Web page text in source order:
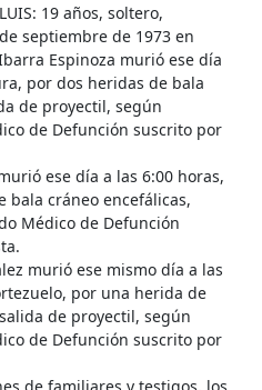
19 años, soltero,
septiembre de 1973 en
Espinoza murió ese día
por dos heridas de bala
de proyectil, según
de Defunción suscrito por
ese día a las 6:00 horas,
bala cráneo encefálicas,
Médico de Defunción
murió ese mismo día a las
por una herida de
de proyectil, según
de Defunción suscrito por